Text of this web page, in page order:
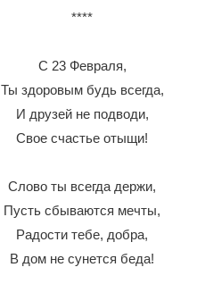
****
С 23 Февраля,
Ты здоровым будь всегда,
И друзей не подводи,
Свое счастье отыщи!
Слово ты всегда держи,
Пусть сбываются мечты,
Радости тебе, добра,
В дом не сунется беда!